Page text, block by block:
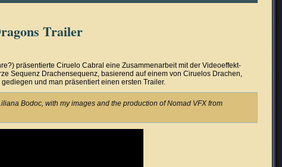
Trailer
präsentierte Ciruelo Cabral eine Zusammenarbeit mit der Videoeffekt-
Sequenz Drachensequenz, basierend auf einem von Ciruelos Drachen,
und man präsentiert einen ersten Trailer.
Bodoc, with my images and the production of Nomad VFX from